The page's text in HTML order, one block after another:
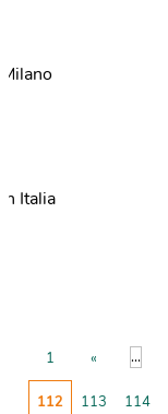
1 « ...
112 113 114